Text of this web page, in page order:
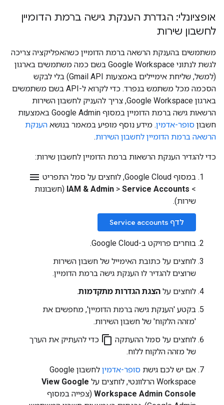
אופציונלי: הגדרת הענקת גישה ברמת הדומיין
לחשבון שירות
משתמשים בהענקת הרשאה ברמת הדומיין כשהאפליקציה צריכה
לגשת לנתוני Google Workspace בשם כמה משתמשים בארגון
(למשל, שליחת אימיילים באמצעות Gmail API) בלי לבקש
הסכמה מכל משתמש בנפרד. כדי לקרוא ל-API בשם משתמשים
בארגון Google Workspace, צריך להעניק לחשבון השירות
הרשאות גישה ברמת הדומיין במסוף Google Admin באמצעות
חשבון סופר-אדמין. מידע נוסף מופיע במאמר בנושא הענקת
הרשאה ברמת הדומיין לחשבון השירות.
כדי להגדיר הענקת הרשאות ברמת הדומיין לחשבון שירות:
במסוף Google Cloud, לוחצים על סמל התפריט menu
>
IAM & Admin > Service Accounts
(חשבונות
שירות).
לדף Service accounts
בוחרים פרויקט ב-Google Cloud.
לוחצים על כתובת האימייל של חשבון השירות
שרוצים להגדיר לו הענקת גישה ברמת הדומיין.
לוחצים על הצגת הגדרות מתקדמות.
בקטע 'הענקת גישה ברמת הדומיין', מחפשים את
'מזהה הלקוח' של חשבון השירות.
לוחצים על סמל ההעתקה content_copy כדי להעתיק את הערך
של מזהה הלקוח ללוח.
אם יש לכם גישת סופר-אדמין
לחשבון Google
Workspace הרלוונטי, לוחצים על
View Google
Workspace Admin Console (צפייה במסוף